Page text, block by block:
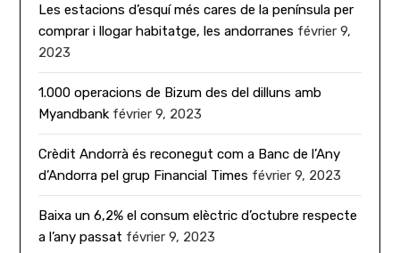
Les estacions d’esquí més cares de la península per
comprar i llogar habitatge, les andorranes février 9,
2023
1.000 operacions de Bizum des del dilluns amb
Myandbank février 9, 2023
Crèdit Andorrà és reconegut com a Banc de l’Any
d’Andorra pel grup Financial Times février 9, 2023
Baixa un 6,2% el consum elèctric d’octubre respecte
a l’any passat février 9, 2023